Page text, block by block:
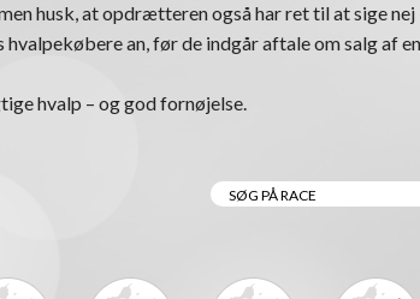
husk, at opdrætteren også har ret til at sige nej
an, før de indgår aftale om salg af
hvalp – og god fornøjelse.